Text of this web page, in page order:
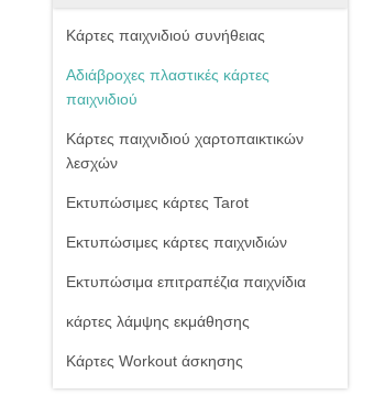
Κάρτες παιχνιδιού συνήθειας
Αδιάβροχες πλαστικές κάρτες
παιχνιδιού
Κάρτες παιχνιδιού χαρτοπαικτικών
λεσχών
Εκτυπώσιμες κάρτες Tarot
Εκτυπώσιμες κάρτες παιχνιδιών
Εκτυπώσιμα επιτραπέζια παιχνίδια
κάρτες λάμψης εκμάθησης
Κάρτες Workout άσκησης